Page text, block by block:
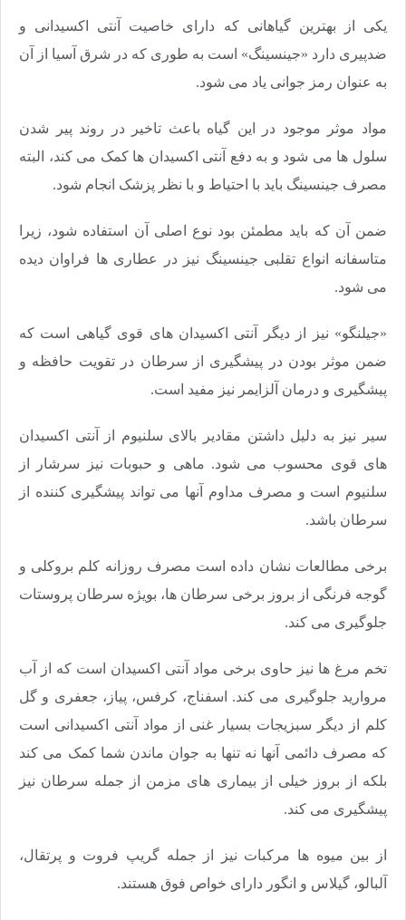
یکی از بهترین گیاهانی که دارای خاصیت آنتی اکسیدانی و
ضدپیری دارد «جینسینگ» است به طوری که در شرق آسیا از آن
به عنوان رمز جوانی یاد می شود.
مواد موثر موجود در این گیاه باعث تاخیر در روند پیر شدن
سلول ها می شود و به دفع آنتی اکسیدان ها کمک می کند، البته
مصرف جینسینگ باید با احتیاط و با نظر پزشک انجام شود.
ضمن آن که باید مطمئن بود نوع اصلی آن استفاده شود، زیرا
متاسفانه انواع تقلبی جینسینگ نیز در عطاری ها فراوان دیده
می شود.
«جیلنگو» نیز از دیگر آنتی اکسیدان های قوی گیاهی است که
ضمن موثر بودن در پیشگیری از سرطان در تقویت حافظه و
پیشگیری و درمان آلزایمر نیز مفید است.
سیر نیز به دلیل داشتن مقادیر بالای سلنیوم از آنتی اکسیدان
های قوی محسوب می شود. ماهی و حبوبات نیز سرشار از
سلنیوم است و مصرف مداوم آنها می تواند پیشگیری کننده از
سرطان باشد.
برخی مطالعات نشان داده است مصرف روزانه کلم بروکلی و
گوجه فرنگی از بروز برخی سرطان ها، بویژه سرطان پروستات
جلوگیری می کند.
تخم مرغ ها نیز حاوی برخی مواد آنتی اکسیدان است که از آب
مروارید جلوگیری می کند. اسفناج، کرفس، پیاز، جعفری و گل
کلم از دیگر سبزیجات بسیار غنی از مواد آنتی اکسیدانی است
که مصرف دائمی آنها نه تنها به جوان ماندن شما کمک می کند
بلکه از بروز خیلی از بیماری های مزمن از جمله سرطان نیز
پیشگیری می کند.
از بین میوه ها مرکبات نیز از جمله گریپ فروت و پرتقال،
آلبالو، گیلاس و انگور دارای خواص فوق هستند.